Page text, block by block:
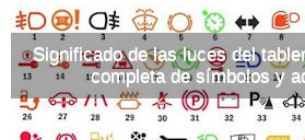
Significado de las luces del
completa de símbolos y